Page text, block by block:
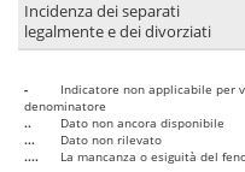
Incidenza dei separati
legalmente e dei divorziati
-
Indicatore non applicabile per
denominatore
..
Dato non ancora disponibile
...
Dato non rilevato
....
La mancanza o esiguità del